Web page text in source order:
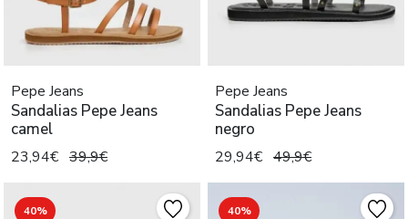
Pepe Jeans
Sandalias Pepe Jeans
camel
23,94€ 39,9€
Pepe Jeans
Sandalias Pepe Jeans
negro
29,94€ 49,9€
40% 40%